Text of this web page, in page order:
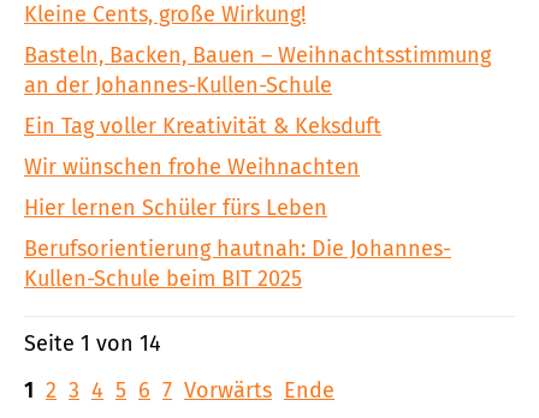
Kleine Cents, große Wirkung!
Basteln, Backen, Bauen – Weihnachtsstimmung
an der Johannes-Kullen-Schule
Ein Tag voller Kreativität & Keksduft
Wir wünschen frohe Weihnachten
Hier lernen Schüler fürs Leben
Berufsorientierung hautnah: Die Johannes-
Kullen-Schule beim BIT 2025
Seite 1 von 14
1 2 3 4 5 6 7 Vorwärts Ende